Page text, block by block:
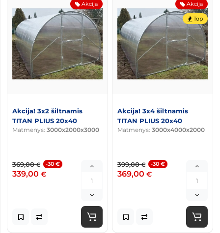
Akcija
Akcija! 3x2 šiltnamis
TITAN PLIUS 20x40
Matmenys: 3000x2000x3000
369,00€ -30 €
339,00 €
Akcija
Top
Akcija! 3x4 šiltnamis
TITAN PLIUS 20x40
Matmenys: 3000x4000x2000
399,00€ -30 €
369,00 €